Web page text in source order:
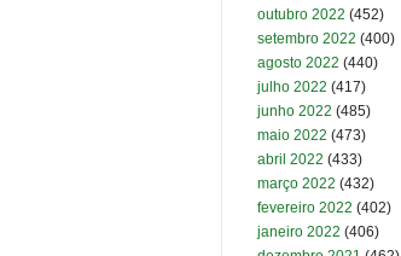
outubro 2022 (452)
setembro 2022 (400)
agosto 2022 (440)
julho 2022 (417)
junho 2022 (485)
maio 2022 (473)
abril 2022 (433)
março 2022 (432)
fevereiro 2022 (402)
janeiro 2022 (406)